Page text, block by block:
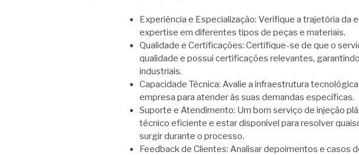
Experiência e Especialização: Verifique a trajetória da
expertise em diferentes tipos de peças e materiais.
Qualidade e Certificações: Certifique-se de que o
qualidade e possui certificações relevantes,
industriais.
Capacidade Técnica: Avalie a infraestrutura
empresa para atender às suas demandas específicas.
Suporte e Atendimento: Um bom serviço de injeção
técnico eficiente e estar disponível para resolver
surgir durante o processo.
Feedback de Clientes: Analisar depoimentos e casos